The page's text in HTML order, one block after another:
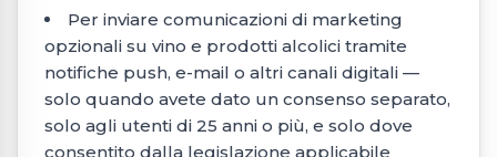
Per inviare comunicazioni di marketing
opzionali su vino e prodotti alcolici tramite
notifiche push, e-mail o altri canali digitali —
solo quando avete dato un consenso separato,
solo agli utenti di 25 anni o più, e solo dove
consentito dalla legislazione applicabile